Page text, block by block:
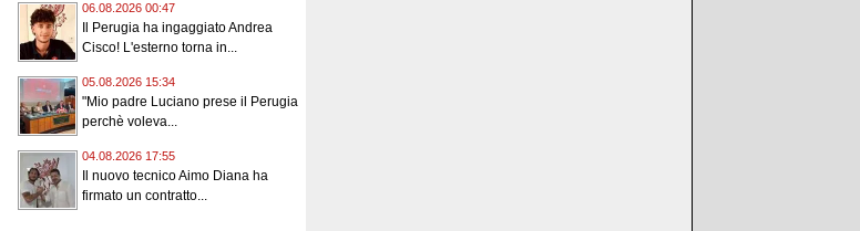
06.08.2026 00:47
Il Perugia ha ingaggiato Andrea
Cisco! L'esterno torna in...
05.08.2026 15:34
"Mio padre Luciano prese il Perugia
perchè voleva...
04.08.2026 17:55
Il nuovo tecnico Aimo Diana ha
firmato un contratto...